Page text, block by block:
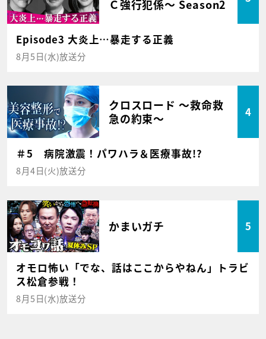
Ｃ強行犯係～ Season2
Episode3 大炎上…暴走する正義
8月5日(水)放送分
クロスロード ～救命救
急の約束～
4
＃5 病院激震！パワハラ＆医療事故!?
8月4日(火)放送分
かまいガチ 5
オモロ怖い「でな、話はここからやねん」トラビ
ス松倉参戦！
8月5日(水)放送分